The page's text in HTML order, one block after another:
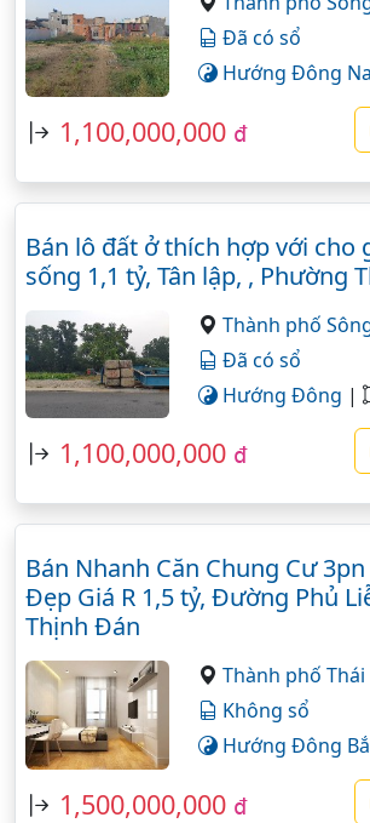
Đã có sổ
Hướng Đông
1,100,000,000 đ
Bán lô đất ở thích hợp với cho
sống 1,1 tỷ, Tân lập, , Phường
Thành phố
Đã có sổ
Hướng Đông |
1,100,000,000 đ
Bán Nhanh Căn Chung Cư
Đẹp Giá R 1,5 tỷ, Đường Phủ
Thịnh Đán
Thành phố
Không sổ
Hướng Đông
1,500,000,000 đ